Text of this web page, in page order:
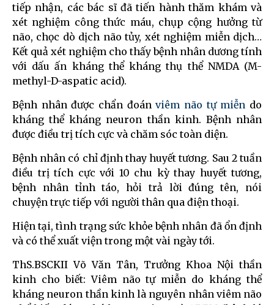
tiếp nhận, các bác sĩ đã tiến hành thăm khám và
xét nghiệm công thức máu, chụp cộng hưởng từ
não, chọc dò dịch não tủy, xét nghiệm miễn dịch…
Kết quả xét nghiệm cho thấy bệnh nhân dương tính
với dấu ấn kháng thể kháng thụ thể NMDA (M-
methyl-D-aspatic acid).
Bệnh nhân được chẩn đoánviêm não tự miễn do
kháng thể kháng neuron thần kinh. Bệnh nhân
được điều trị tích cực và chăm sóc toàn diện.
Bệnh nhân có chỉ định thay huyết tương. Sau 2 tuần
điều trị tích cực với 10 chu kỳ thay huyết tương,
bệnh nhân tỉnh táo, hỏi trả lời đúng tên, nói
chuyện trực tiếp với người thân qua điện thoại.
Hiện tại, tình trạng sức khỏe bệnh nhân đã ổn định
và có thể xuất viện trong một vài ngày tới.
ThS.BSCKII Võ Văn Tân, Trưởng Khoa Nội thần
kinh cho biết: Viêm não tự miễn do kháng thể
kháng neuron thần kinh là nguyên nhân viêm não